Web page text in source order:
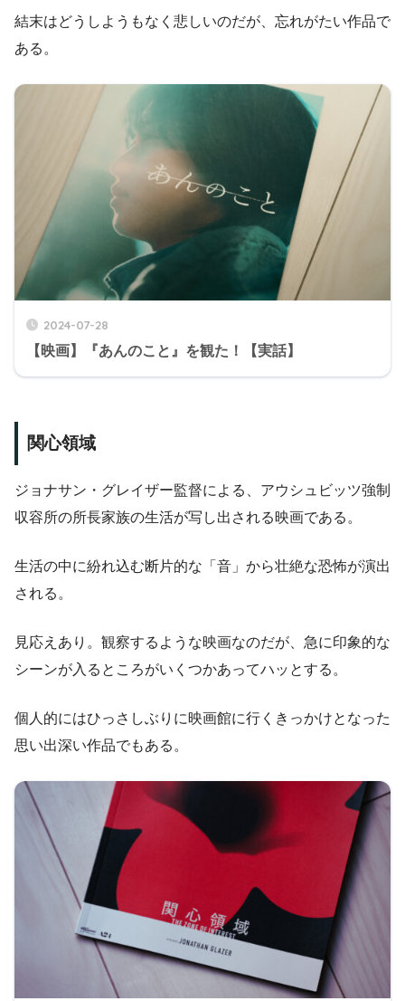
結末はどうしようもなく悲しいのだが、忘れがたい作品で
ある。
2024-07-28
【映画】『あんのこと』を観た！【実話】
関心領域
ジョナサン・グレイザー監督による、アウシュビッツ強制
収容所の所長家族の生活が写し出される映画である。
生活の中に紛れ込む断片的な「音」から壮絶な恐怖が演出
される。
見応えあり。観察するような映画なのだが、急に印象的な
シーンが入るところがいくつかあってハッとする。
個人的にはひっさしぶりに映画館に行くきっかけとなった
思い出深い作品でもある。